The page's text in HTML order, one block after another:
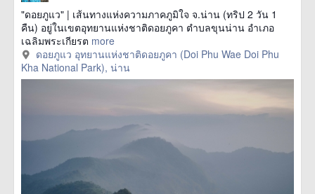
"ดอยภูแว" | เส้นทางแห่งความภาคภูมิใจ จ.น่าน (ทริป 2 วัน 1
คืน) อยู่ในเขตอุทยานแห่งชาติดอยภูคา ตำบลขุนน่าน อำเภอ
เฉลิมพระเกียรต more
ดอยภูแว อุทยานแห่งชาติดอยภูคา (Doi Phu Wae Doi Phu
Kha National Park), น่าน